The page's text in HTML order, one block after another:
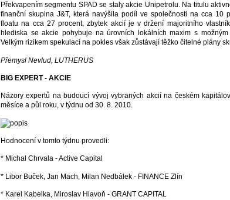
Překvapením segmentu SPAD se staly akcie Unipetrolu. Na titulu
finanční skupina J&T, která navýšila podíl ve společnosti na cca 10
floatu na cca 27 procent, zbytek akcií je v držení majoritního
hlediska se akcie pohybuje na úrovních lokálních maxim s
Velkým rizikem spekulací na pokles však zůstávají těžko čitelné plány
Přemysl Nevlud, LUTHERUS
BIG EXPERT - AKCIE
Názory expertů na budoucí vývoj vybraných akcií na českém
měsíce a půl roku, v týdnu od 30. 8. 2010.
Hodnocení v tomto týdnu provedli:
* Michal Chrvala - Active Capital
* Libor Buček, Jan Mach, Milan Nedbálek - FINANCE Zlín
* Karel Kabelka, Miroslav Hlavoň - GRANT CAPITAL